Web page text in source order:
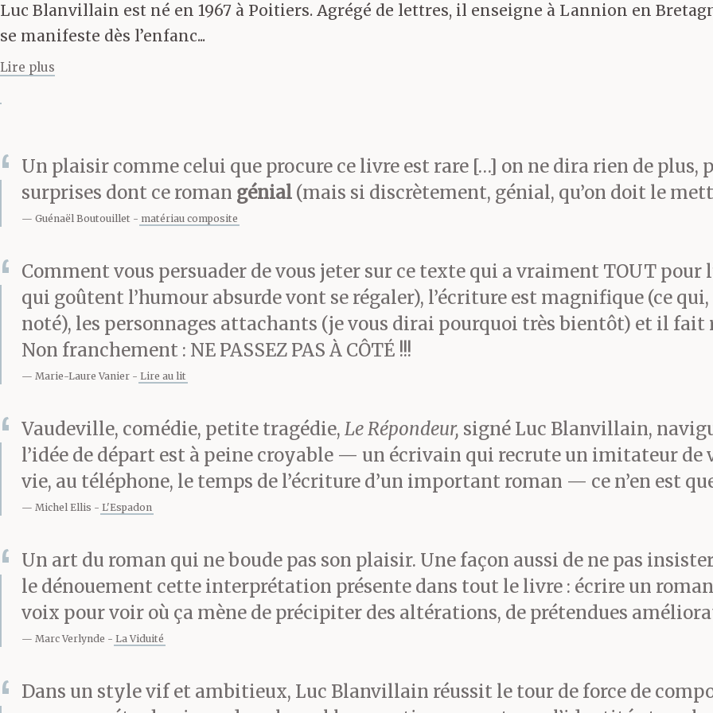
abstraite se forme dans son esprit et
pour Zidane et ainsi de suite. Après
reproduisait le phrasé, les intonations
un médecin, une forme d’imaginaire
sonore synesthésique.
Mais le problème n’était pas là. Le
que le public lui faisait perdre ses
complètement, certes, mais sur scène
dans la caricature. En tête à tête avec
directeur du théâtre, Baptiste était
inquiétant d’authenticité. Les absents
salle, les morts jacassaient.
Luc Blanvillain est né en 1967 à Poitiers. Agrégé de lettres, il enseigne à Lannion en
se manifeste dès l’enfanc...
Lire plus
Un plaisir comme celui que procure ce livre est rare […] on ne dira rien de plus,
surprises dont ce roman génial (mais si discrètement, génial, qu’on doit le
Guénaël Boutouillet matériau composite
Comment vous persuader de vous jeter sur ce texte qui a vraiment TOUT pour
qui goûtent l’humour absurde vont se régaler), l’écriture est magnifique (ce
noté), les personnages attachants (je vous dirai pourquoi très bientôt) et il fait
Non franchement : NE PASSEZ PAS À CÔTÉ !!!
Marie-Laure Vanier Lire au lit
Vaudeville, comédie, petite tragédie, Le Répondeur, signé Luc Blanvillain,
l’idée de départ est à peine croyable — un écrivain qui recrute un imitateur de
vie, au téléphone, le temps de l’écriture d’un important roman — ce n’en est
Michel Ellis L'Espadon
Un art du roman qui ne boude pas son plaisir. Une façon aussi de ne pas
le dénouement cette interprétation présente dans tout le livre : écrire un
voix pour voir où ça mène de précipiter des altérations, de prétendues
Marc Verlynde La Viduité
Dans un style vif et ambitieux, Luc Blanvillain réussit le tour de force de